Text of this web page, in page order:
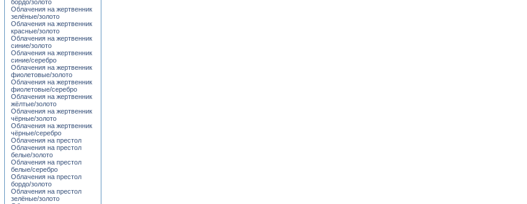
бордо/золото
Облачения на жертвенник
зелёные/золото
Облачения на жертвенник
красные/золото
Облачения на жертвенник
синие/золото
Облачения на жертвенник
синие/серебро
Облачения на жертвенник
фиолетовые/золото
Облачения на жертвенник
фиолетовые/серебро
Облачения на жертвенник
жёлтые/золото
Облачения на жертвенник
чёрные/золото
Облачения на жертвенник
чёрные/серебро
Облачения на престол
Облачения на престол
белые/золото
Облачения на престол
белые/серебро
Облачения на престол
бордо/золото
Облачения на престол
зелёные/золото